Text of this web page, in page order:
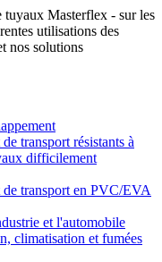
tuyaux Masterflex - sur les
utilisations des
nos solutions
transport résistants à
difficilement
transport en PVC/EVA
et l'automobile
climatisation et fumées